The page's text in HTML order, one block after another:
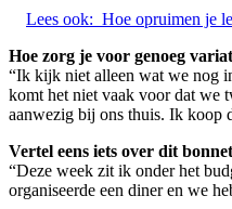
Lees ook: Hoe opruimen je
Hoe zorg je voor genoeg
“Ik kijk niet alleen wat we nog
komt het niet vaak voor dat we
aanwezig bij ons thuis. Ik koop
Vertel eens iets over dit
“Deze week zit ik onder het
organiseerde een diner en we